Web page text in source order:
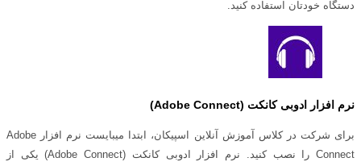
دستگاه خودتان استفاده کنید.
نرم افزار ادوبی کانکت (Adobe Connect
)
برای شرکت در کلاس آموزش آنلاین اسپیکان، ابتدا میبایست نرم افزار Adobe
Connect را نصب کنید. نرم افزار ادوبی کانکت (Adobe Connect) یکی از